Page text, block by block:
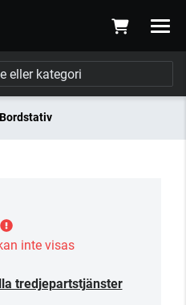
Bordstativ
inte visas
tredjepartstjänster